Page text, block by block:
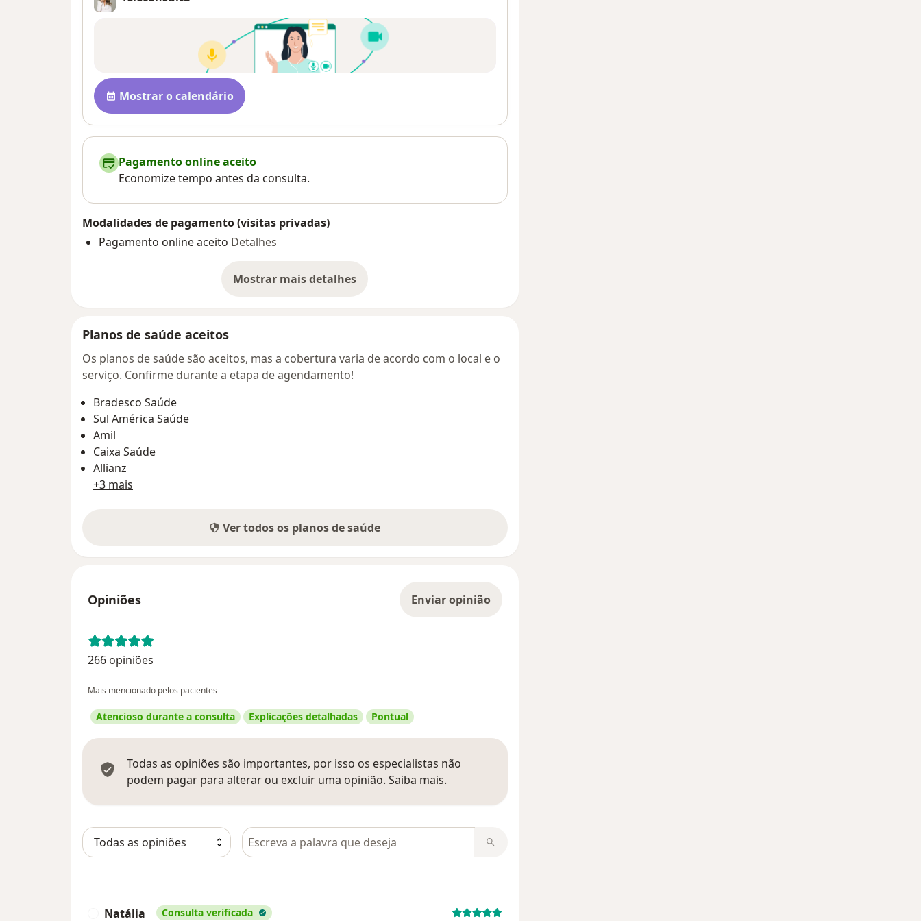
Disponibilidade
Mostrar o calendário
Pagamento online aceito
Economize tempo antes da consulta.
Modalidades de pagamento (visitas privadas)
Pagamento online aceito Detalhes
Mostrar mais detalhes
sobre o endereço
Planos de saúde aceitos
Os planos de saúde são aceitos, mas a cobertura varia de acordo com o local e o
serviço. Confirme durante a etapa de agendamento!
Bradesco Saúde
Sul América Saúde
Amil
Caixa Saúde
Allianz
+3 mais
Ver todos os planos de saúde
Opiniões Enviar opinião
266 opiniões
Mais mencionado pelos pacientes
Atencioso durante a consulta Explicações detalhadas Pontual
Todas as opiniões são importantes, por isso os especialistas não
podem pagar para alterar ou excluir uma opinião. Saiba mais.
Pesquisar em opiniões
Natália Consulta verificada